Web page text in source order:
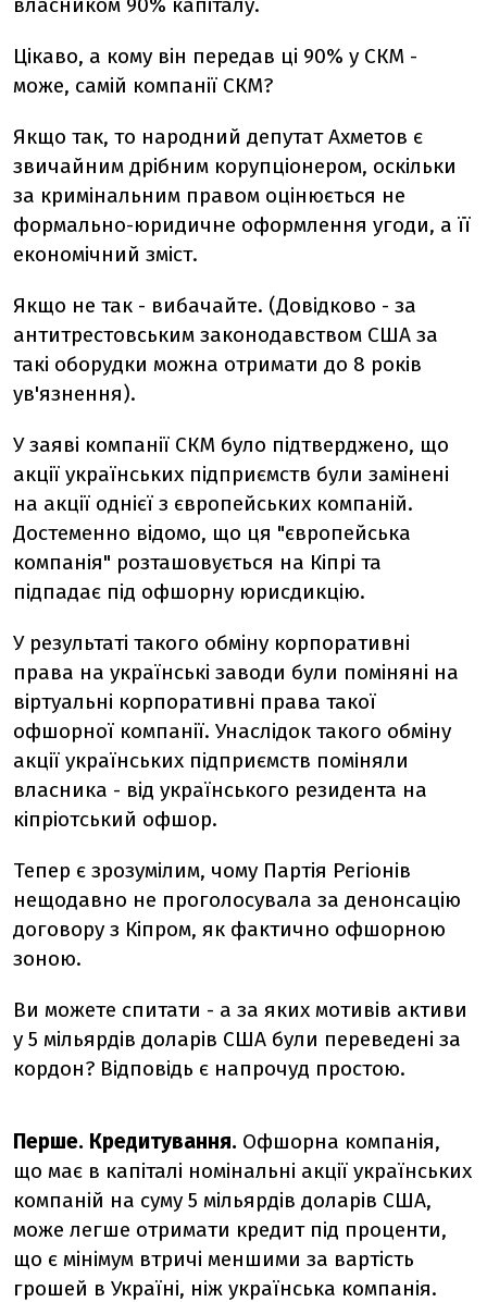
Цікаво, а кому він передав ці 90% у СКМ -
може, самій компанії СКМ?
Якщо так, то народний депутат Ахметов є
звичайним дрібним корупціонером, оскільки
за кримінальним правом оцінюється не
формально-юридичне оформлення угоди, а її
економічний зміст.
Якщо не так - вибачайте. (Довідково - за
антитрестовським законодавством США за
такі оборудки можна отримати до 8 років
ув'язнення).
У заяві компанії СКМ було підтверджено, що
акції українських підприємств були замінені
на акції однієї з європейських компаній.
Достеменно відомо, що ця "європейська
компанія" розташовується на Кіпрі та
підпадає під офшорну юрисдикцію.
У результаті такого обміну корпоративні
права на українські заводи були поміняні на
віртуальні корпоративні права такої
офшорної компанії. Унаслідок такого обміну
акції українських підприємств поміняли
власника - від українського резидента на
кіпріотський офшор.
Тепер є зрозумілим, чому Партія Регіонів
нещодавно не проголосувала за денонсацію
договору з Кіпром, як фактично офшорною
зоною.
Ви можете спитати - а за яких мотивів активи
у 5 мільярдів доларів США були переведені за
кордон? Відповідь є напрочуд простою.
Перше. Кредитування. Офшорна компанія,
що має в капіталі номінальні акції українських
компаній на суму 5 мільярдів доларів США,
може легше отримати кредит під проценти,
що є мінімум втричі меншими за вартість
грошей в Україні, ніж українська компанія.